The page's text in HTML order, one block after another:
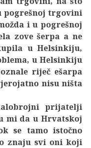
pogrešnoj trgovini
i u pogrešnoj
zove šerpa a ne
u Helsinkiju,
u Helsinkiju
riječ ešarpa
nisu ništa
prijatelji
mi da u Hrvatskoj
se tamo istočno
znaju svi oni koji